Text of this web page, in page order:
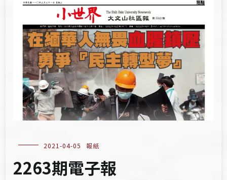
2021-04-05 報紙
2263期電子報